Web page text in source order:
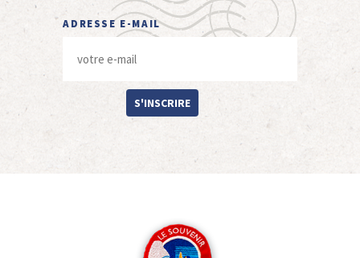
ADRESSE E-MAIL
S'INSCRIRE